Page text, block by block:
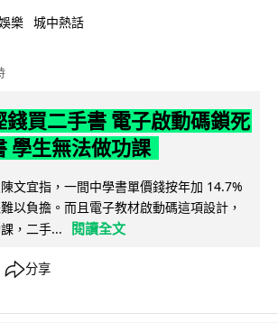
樂 城中熱話
錢買二手書 電子啟動碼鎖死
學生無法做功課
文宜指，一間中學書單價錢按年加 14.7%
以負擔。而且電子教材啟動碼這項設計，
，二手...
閱讀全文
分享